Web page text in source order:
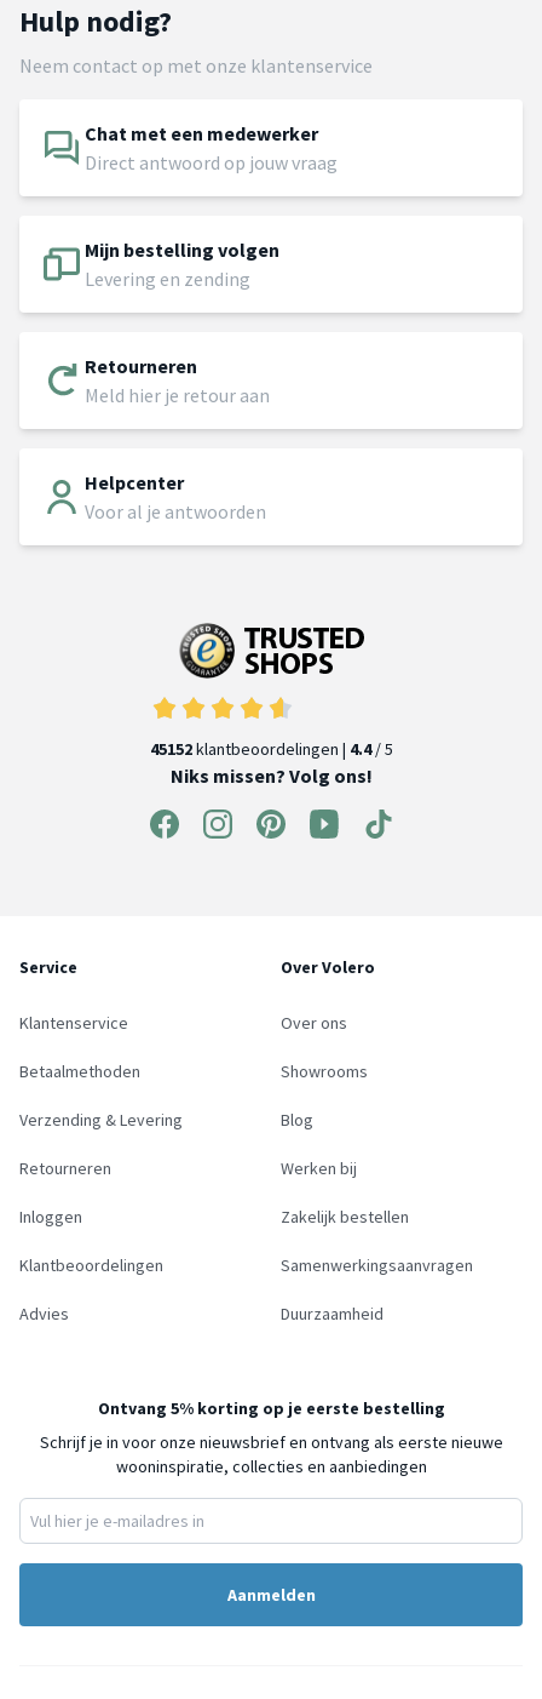
Hulp nodig?
Neem contact op met onze klantenservice
Chat met een medewerker
Direct antwoord op jouw vraag
Mijn bestelling volgen
Levering en zending
Retourneren
Meld hier je retour aan
Helpcenter
Voor al je antwoorden
45152klantbeoordelingen | 4.4/ 5
Niks missen? Volg ons!
Service
Klantenservice
Betaalmethoden
Verzending & Levering
Retourneren
Inloggen
Klantbeoordelingen
Advies
Over Volero
Over ons
Showrooms
Blog
Werken bij
Zakelijk bestellen
Samenwerkingsaanvragen
Duurzaamheid
Ontvang 5% korting op je eerste bestelling
Schrijf je in voor onze nieuwsbrief en ontvang als eerste nieuwe
wooninspiratie, collecties en aanbiedingen
Aanmelden